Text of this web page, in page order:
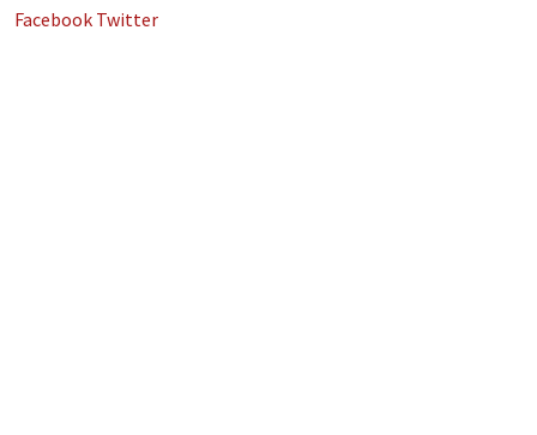
Facebook TwitterLinkedIn
Whatsapp
Share